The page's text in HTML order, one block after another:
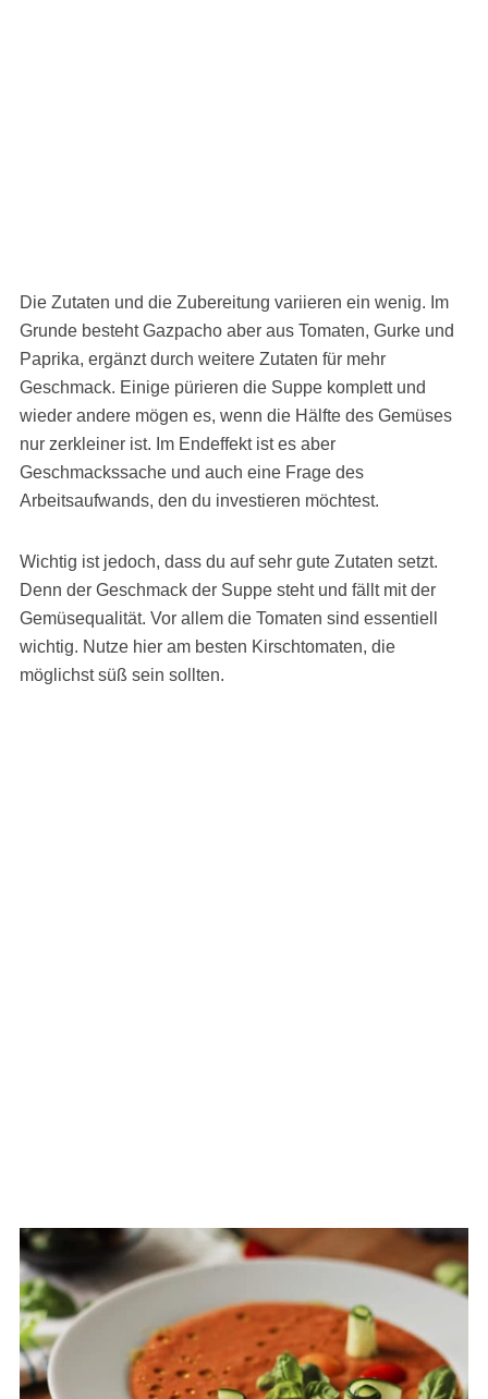
Die Zutaten und die Zubereitung variieren ein wenig. Im
Grunde besteht Gazpacho aber aus Tomaten, Gurke und
Paprika, ergänzt durch weitere Zutaten für mehr
Geschmack. Einige pürieren die Suppe komplett und
wieder andere mögen es, wenn die Hälfte des Gemüses
nur zerkleiner ist. Im Endeffekt ist es aber
Geschmackssache und auch eine Frage des
Arbeitsaufwands, den du investieren möchtest.
Wichtig ist jedoch, dass du auf sehr gute Zutaten setzt.
Denn der Geschmack der Suppe steht und fällt mit der
Gemüsequalität. Vor allem die Tomaten sind essentiell
wichtig. Nutze hier am besten Kirschtomaten, die
möglichst süß sein sollten.